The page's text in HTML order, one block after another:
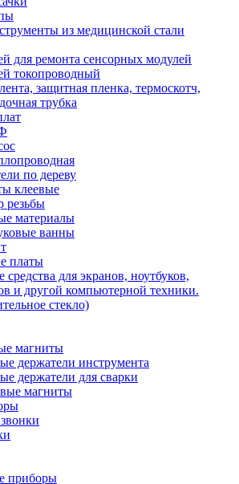
из медицинской стали
для ремонта сенсорных модулей
токопроводный
защитная пленка, термоскотч,
трубка
по дереву
клеевые
резьбы
материалы
ванны
платы
средства для экранов, ноутбуков,
и другой компьютерной техники.
стекло)
магниты
держатели инструмента
держатели для сварки
магниты
приборы